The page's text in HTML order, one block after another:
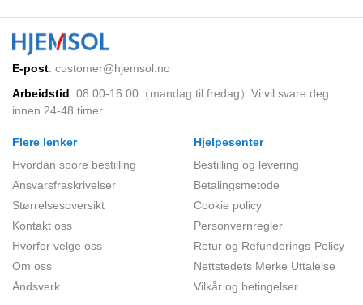
E-post: customer@hjemsol.no
Arbeidstid: 08.00-16.00（mandag til fredag）Vi vil svare deg
innen 24-48 timer.
Flere lenker
Hvordan spore bestilling
Ansvarsfraskrivelser
Størrelsesoversikt
Kontakt oss
Hvorfor velge oss
Om oss
Åndsverk
Hjelpesenter
Bestilling og levering
Betalingsmetode
Cookie policy
Personvernregler
Retur og Refunderings-Policy
Nettstedets Merke Uttalelse
Vilkår og betingelser